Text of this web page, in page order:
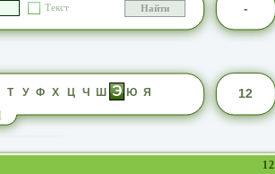
Текст -
Т У Ф Х Ц Ч Ш Э Ю Я 12
12